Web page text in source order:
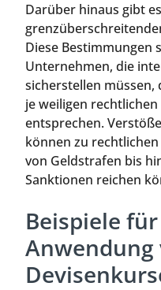
Darüber hinaus gibt
Diese Bestimmungen
Unternehmen, die
sicherstellen müssen,
je weiligen
entsprechen.
können zu
von Geldstrafen bis
Sanktionen reichen
Beispiele
Anwendung